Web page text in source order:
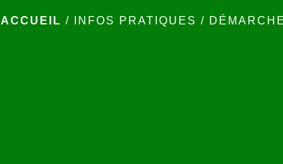
ACCUEIL / INFOS PRATIQUES /